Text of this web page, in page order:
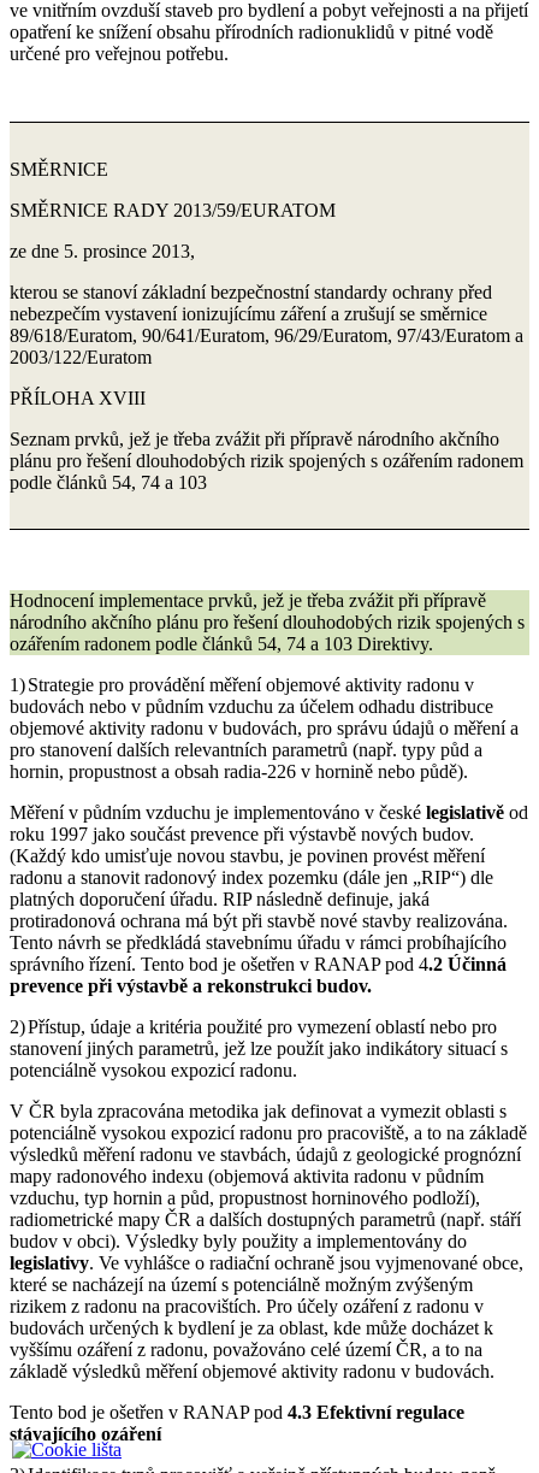
ve vnitřním ovzduší staveb pro bydlení a pobyt veřejnosti a na přijetí
opatření ke snížení obsahu přírodních radionuklidů v pitné vodě
určené pro veřejnou potřebu.
SMĚRNICE
SMĚRNICE RADY 2013/59/EURATOM
ze dne 5. prosince 2013,
kterou se stanoví základní bezpečnostní standardy ochrany před
nebezpečím vystavení ionizujícímu záření a zrušují se směrnice
89/618/Euratom, 90/641/Euratom, 96/29/Euratom, 97/43/Euratom a
2003/122/Euratom
PŘÍLOHA XVIII
Seznam prvků, jež je třeba zvážit při přípravě národního akčního
plánu pro řešení dlouhodobých rizik spojených s ozářením radonem
podle článků 54, 74 a 103
Hodnocení implementace prvků, jež je třeba zvážit při přípravě
národního akčního plánu pro řešení dlouhodobých rizik spojených s
ozářením radonem podle článků 54, 74 a 103 Direktivy.
1)Strategie pro provádění měření objemové aktivity radonu v
budovách nebo v půdním vzduchu za účelem odhadu distribuce
objemové aktivity radonu v budovách, pro správu údajů o měření a
pro stanovení dalších relevantních parametrů (např. typy půd a
hornin, propustnost a obsah radia-226 v hornině nebo půdě).
Měření v půdním vzduchu je implementováno v české legislativě od
roku 1997 jako součást prevence při výstavbě nových budov.
(Každý kdo umisťuje novou stavbu, je povinen provést měření
radonu a stanovit radonový index pozemku (dále jen „RIP“) dle
platných doporučení úřadu. RIP následně definuje, jaká
protiradonová ochrana má být při stavbě nové stavby realizována.
Tento návrh se předkládá stavebnímu úřadu v rámci probíhajícího
správního řízení. Tento bod je ošetřen v RANAP pod 4.2 Účinná
prevence při výstavbě a rekonstrukci budov.
2)Přístup, údaje a kritéria použité pro vymezení oblastí nebo pro
stanovení jiných parametrů, jež lze použít jako indikátory situací s
potenciálně vysokou expozicí radonu.
V ČR byla zpracována metodika jak definovat a vymezit oblasti s
potenciálně vysokou expozicí radonu pro pracoviště, a to na základě
výsledků měření radonu ve stavbách, údajů z geologické prognózní
mapy radonového indexu (objemová aktivita radonu v půdním
vzduchu, typ hornin a půd, propustnost horninového podloží),
radiometrické mapy ČR a dalších dostupných parametrů (např. stáří
budov v obci). Výsledky byly použity a implementovány do
legislativy. Ve vyhlášce o radiační ochraně jsou vyjmenované obce,
které se nacházejí na území s potenciálně možným zvýšeným
rizikem z radonu na pracovištích. Pro účely ozáření z radonu v
budovách určených k bydlení je za oblast, kde může docházet k
vyššímu ozáření z radonu, považováno celé území ČR, a to na
základě výsledků měření objemové aktivity radonu v budovách.
Tento bod je ošetřen v RANAP pod 4.3 Efektivní regulace
stávajícího ozáření